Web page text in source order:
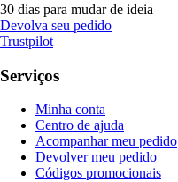
30 dias para mudar de ideia
Devolva seu pedido
Trustpilot
Serviços
Minha conta
Centro de ajuda
Acompanhar meu pedido
Devolver meu pedido
Códigos promocionais